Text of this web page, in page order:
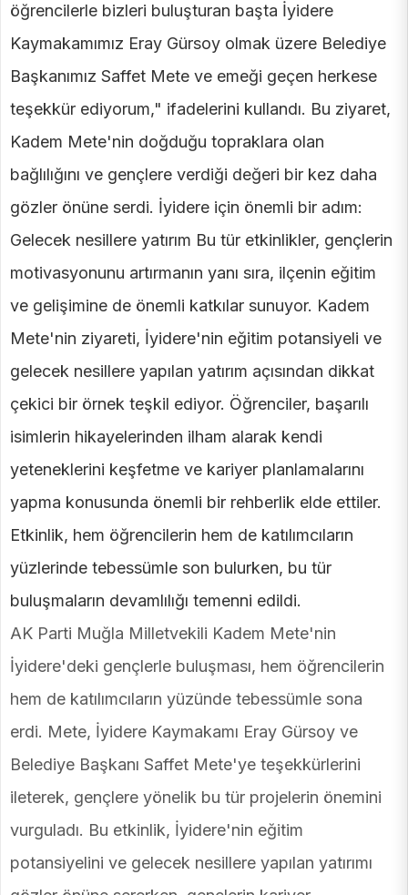
öğrencilerle bizleri buluşturan başta İyidere
Kaymakamımız Eray Gürsoy olmak üzere Belediye
Başkanımız Saffet Mete ve emeği geçen herkese
teşekkür ediyorum," ifadelerini kullandı. Bu ziyaret,
Kadem Mete'nin doğduğu topraklara olan
bağlılığını ve gençlere verdiği değeri bir kez daha
gözler önüne serdi. İyidere için önemli bir adım:
Gelecek nesillere yatırım Bu tür etkinlikler, gençlerin
motivasyonunu artırmanın yanı sıra, ilçenin eğitim
ve gelişimine de önemli katkılar sunuyor. Kadem
Mete'nin ziyareti, İyidere'nin eğitim potansiyeli ve
gelecek nesillere yapılan yatırım açısından dikkat
çekici bir örnek teşkil ediyor. Öğrenciler, başarılı
isimlerin hikayelerinden ilham alarak kendi
yeteneklerini keşfetme ve kariyer planlamalarını
yapma konusunda önemli bir rehberlik elde ettiler.
Etkinlik, hem öğrencilerin hem de katılımcıların
yüzlerinde tebessümle son bulurken, bu tür
buluşmaların devamlılığı temenni edildi.
AK Parti Muğla Milletvekili Kadem Mete'nin
İyidere'deki gençlerle buluşması, hem öğrencilerin
hem de katılımcıların yüzünde tebessümle sona
erdi. Mete, İyidere Kaymakamı Eray Gürsoy ve
Belediye Başkanı Saffet Mete'ye teşekkürlerini
ileterek, gençlere yönelik bu tür projelerin önemini
vurguladı. Bu etkinlik, İyidere'nin eğitim
potansiyelini ve gelecek nesillere yapılan yatırımı